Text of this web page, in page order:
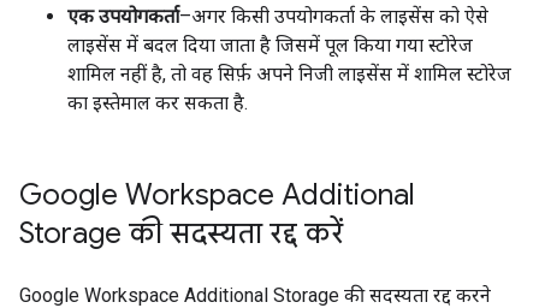
एक उपयोगकर्ता–अगर किसी उपयोगकर्ता के लाइसेंस को ऐसे
लाइसेंस में बदल दिया जाता है जिसमें पूल किया गया स्टोरेज
शामिल नहीं है, तो वह सिर्फ़ अपने निजी लाइसेंस में शामिल स्टोरेज
का इस्तेमाल कर सकता है.
Google Workspace Additional
Storage की सदस्यता रद्द करें
Google Workspace Additional Storage की सदस्यता रद्द करने